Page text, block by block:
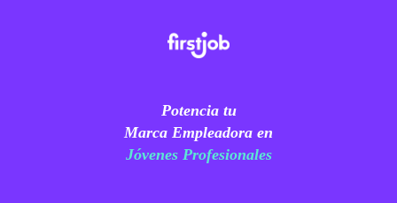
Potencia tu
Marca Empleadora en
Jóvenes Profesionales